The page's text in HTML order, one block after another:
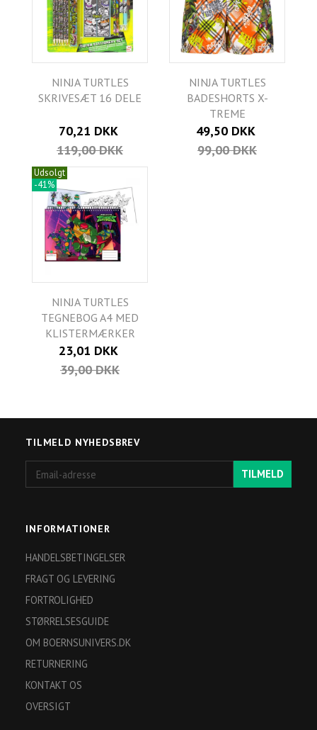
NINJA TURTLES
SKRIVESÆT 16 DELE
70,21 DKK
119,00 DKK
NINJA TURTLES
BADESHORTS X-
TREME
49,50 DKK
99,00 DKK
Udsolgt
-41%
NINJA TURTLES
TEGNEBOG A4 MED
KLISTERMÆRKER
23,01 DKK
39,00 DKK
TILMELD NYHEDSBREV
adresse
TILMELD
INFORMATIONER
HANDELSBETINGELSER
FRAGT OG LEVERING
FORTROLIGHED
STØRRELSESGUIDE
OM BOERNSUNIVERS.DK
RETURNERING
KONTAKT OS
OVERSIGT